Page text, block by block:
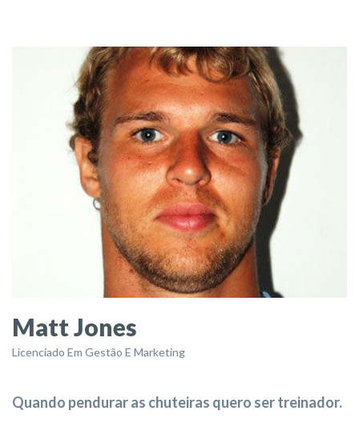
Matt Jones
Licenciado Em Gestão E Marketing
Quando pendurar as chuteiras quero ser treinador.